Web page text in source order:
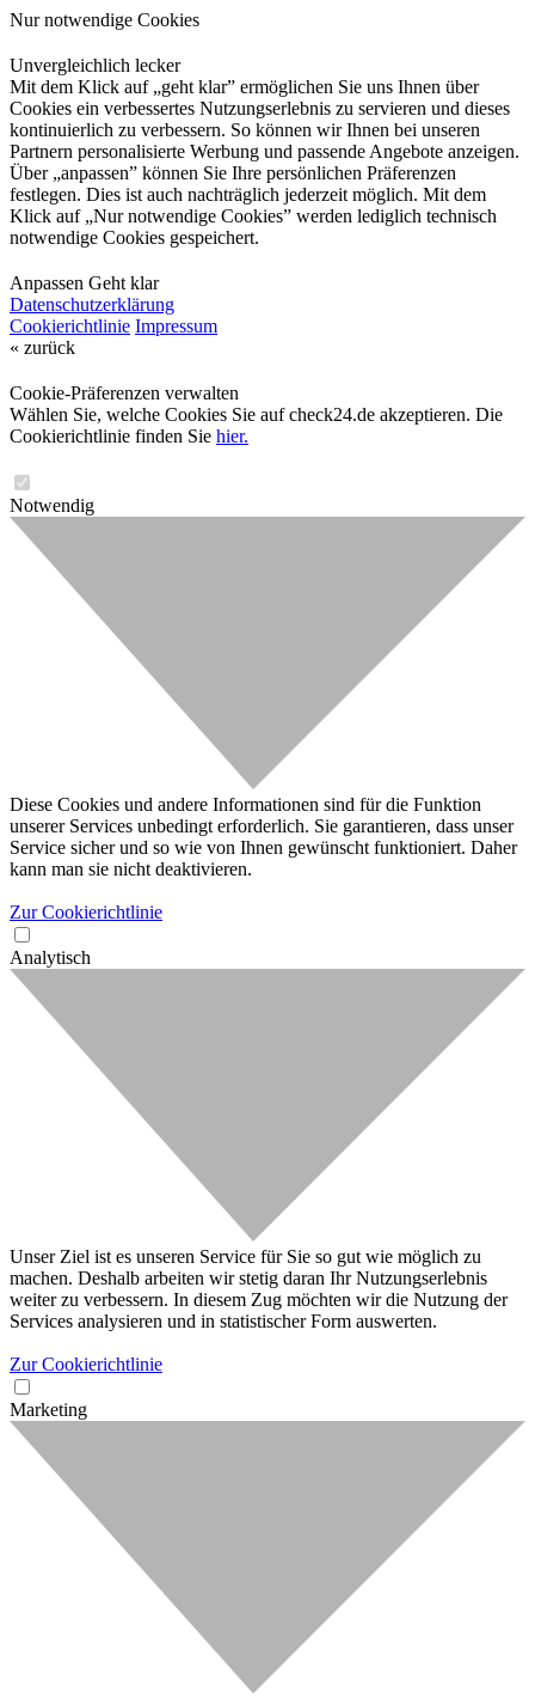
Nur notwendige Cookies
Unvergleichlich lecker
Mit dem Klick auf „geht klar” ermöglichen Sie uns Ihnen über
Cookies ein verbessertes Nutzungserlebnis zu servieren und dieses
kontinuierlich zu verbessern. So können wir Ihnen bei unseren
Partnern personalisierte Werbung und passende Angebote anzeigen.
Über „anpassen” können Sie Ihre persönlichen Präferenzen
festlegen. Dies ist auch nachträglich jederzeit möglich. Mit dem
Klick auf „Nur notwendige Cookies” werden lediglich technisch
notwendige Cookies gespeichert.
Anpassen Geht klar
Datenschutzerklärung
Cookierichtlinie Impressum
« zurück
Cookie-Präferenzen verwalten
Wählen Sie, welche Cookies Sie auf check24.de akzeptieren. Die
Cookierichtlinie finden Sie hier.
Notwendig
Diese Cookies und andere Informationen sind für die Funktion
unserer Services unbedingt erforderlich. Sie garantieren, dass unser
Service sicher und so wie von Ihnen gewünscht funktioniert. Daher
kann man sie nicht deaktivieren.
Zur Cookierichtlinie
Analytisch
Unser Ziel ist es unseren Service für Sie so gut wie möglich zu
machen. Deshalb arbeiten wir stetig daran Ihr Nutzungserlebnis
weiter zu verbessern. In diesem Zug möchten wir die Nutzung der
Services analysieren und in statistischer Form auswerten.
Zur Cookierichtlinie
Marketing